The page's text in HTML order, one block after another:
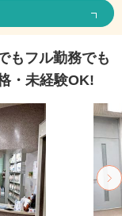
もフル勤務でも
・未経験OK!